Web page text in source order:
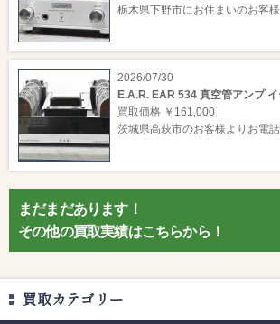
栃木県下野市にお住まいのお客
2026/07/30
E.A.R. EAR 534 真空管アンプ
買取価格 ￥161,000
茨城県高萩市のお客様よりお電
まだまだあります！
その他の買取実績はこちらから！
買取カテゴリー